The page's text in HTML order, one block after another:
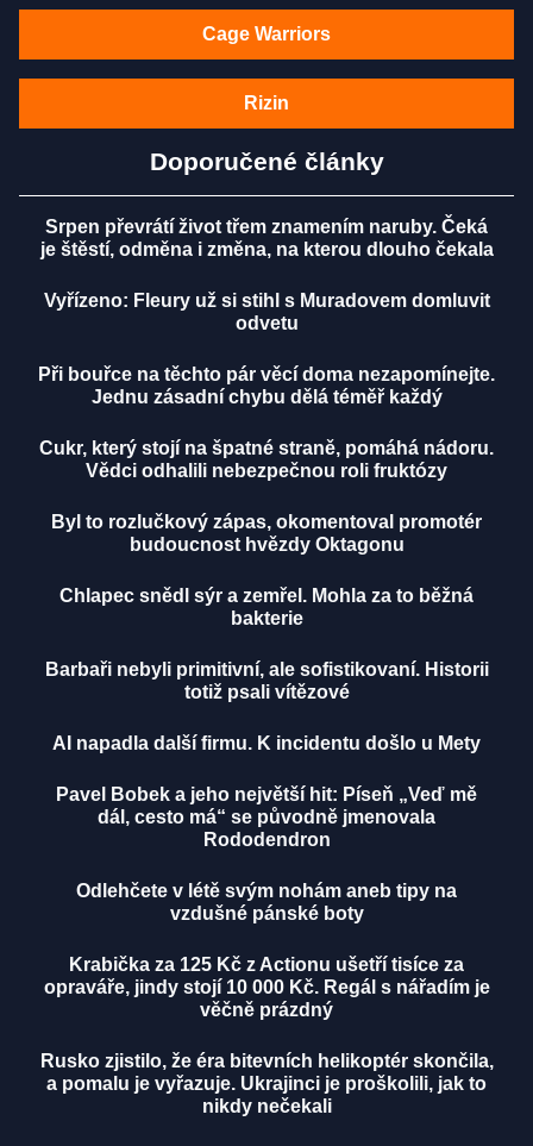
Cage Warriors
Rizin
Doporučené články
Srpen převrátí život třem znamením naruby. Čeká
je štěstí, odměna i změna, na kterou dlouho čekala
Vyřízeno: Fleury už si stihl s Muradovem domluvit
odvetu
Při bouřce na těchto pár věcí doma nezapomínejte.
Jednu zásadní chybu dělá téměř každý
Cukr, který stojí na špatné straně, pomáhá nádoru.
Vědci odhalili nebezpečnou roli fruktózy
Byl to rozlučkový zápas, okomentoval promotér
budoucnost hvězdy Oktagonu
Chlapec snědl sýr a zemřel. Mohla za to běžná
bakterie
Barbaři nebyli primitivní, ale sofistikovaní. Historii
totiž psali vítězové
AI napadla další firmu. K incidentu došlo u Mety
Pavel Bobek a jeho největší hit: Píseň „Veď mě
dál, cesto má“ se původně jmenovala
Rododendron
Odlehčete v létě svým nohám aneb tipy na
vzdušné pánské boty
Krabička za 125 Kč z Actionu ušetří tisíce za
opraváře, jindy stojí 10 000 Kč. Regál s nářadím je
věčně prázdný
Rusko zjistilo, že éra bitevních helikoptér skončila,
a pomalu je vyřazuje. Ukrajinci je proškolili, jak to
nikdy nečekali